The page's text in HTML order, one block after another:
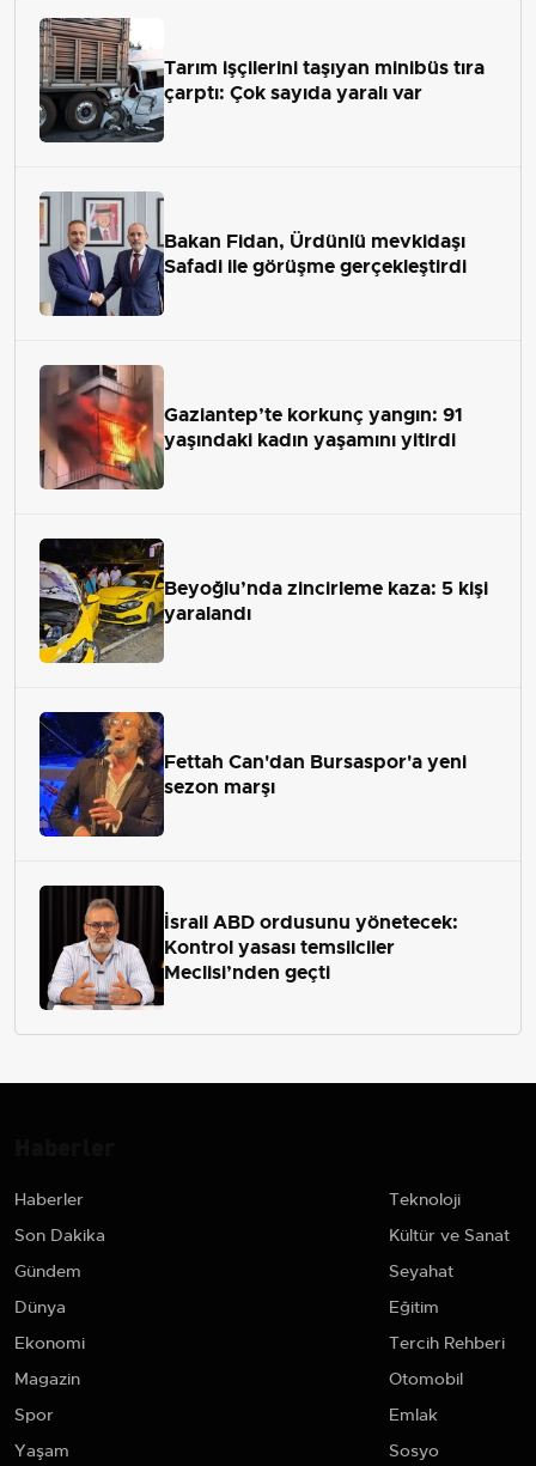
Tarım işçilerini taşıyan minibüs tıra
çarptı: Çok sayıda yaralı var
Bakan Fidan, Ürdünlü mevkidaşı
Safadi ile görüşme gerçekleştirdi
Gaziantep’te korkunç yangın: 91
yaşındaki kadın yaşamını yitirdi
Beyoğlu’nda zincirleme kaza: 5 kişi
yaralandı
Fettah Can'dan Bursaspor'a yeni
sezon marşı
İsrail ABD ordusunu yönetecek:
Kontrol yasası temsilciler
Meclisi’nden geçti
Haberler
Son Dakika
Gündem
Dünya
Ekonomi
Magazin
Spor
Yaşam
Teknoloji
Kültür ve Sanat
Seyahat
Eğitim
Tercih Rehberi
Otomobil
Emlak
Sosyo